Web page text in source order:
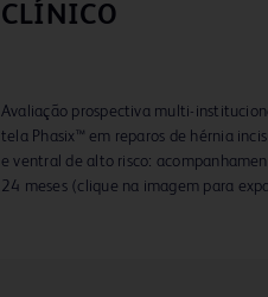
CLÍNICO
Avaliação prospectiva multi-
tela Phasix™ em reparos de hérnia
e ventral de alto risco:
24 meses (clique na imagem para